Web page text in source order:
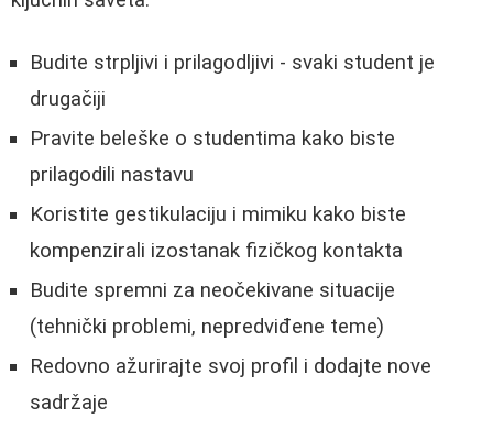
Budite strpljivi i prilagodljivi - svaki student je
drugačiji
Pravite beleške o studentima kako biste
prilagodili nastavu
Koristite gestikulaciju i mimiku kako biste
kompenzirali izostanak fizičkog kontakta
Budite spremni za neočekivane situacije
(tehnički problemi, nepredviđene teme)
Redovno ažurirajte svoj profil i dodajte nove
sadržaje